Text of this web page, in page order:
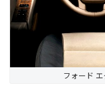
フォード